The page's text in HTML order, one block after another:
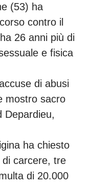
(53) ha
contro il
26 anni più di
e fisica
di abusi
mostro sacro
Depardieu,
ha chiesto
carcere, tre
di 20.000